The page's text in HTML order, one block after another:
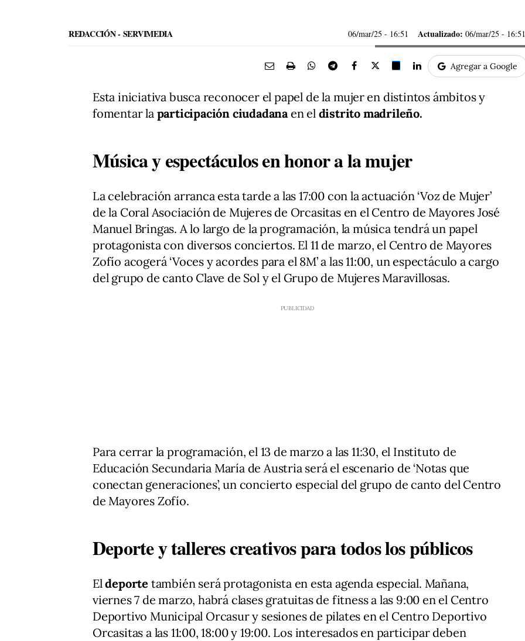
REDACCIÓN - SERVIMEDIA 06/mar/25 - 16:51 Actualizado: 06/mar/25 - 16:51
Agregar a Google
Esta iniciativa busca reconocer el papel de la mujer en distintos ámbitos y
fomentar la participación ciudadanaen el distrito madrileño.
Música y espectáculos en honor a la mujer
La celebración arranca esta tarde a las 17:00 con la actuación ‘Voz de Mujer’
de la Coral Asociación de Mujeres de Orcasitas en el Centro de Mayores José
Manuel Bringas. A lo largo de la programación, la música tendrá un papel
protagonista con diversos conciertos. El 11 de marzo, el Centro de Mayores
Zofío acogerá ‘Voces y acordes para el 8M’ a las 11:00, un espectáculo a cargo
del grupo de canto Clave de Sol y el Grupo de Mujeres Maravillosas.
Para cerrar la programación, el 13 de marzo a las 11:30, el Instituto de
Educación Secundaria María de Austria será el escenario de ‘Notas que
conectan generaciones’, un concierto especial del grupo de canto del Centro
de Mayores Zofío.
Deporte y talleres creativos para todos los públicos
Eldeporte también será protagonista en esta agenda especial. Mañana,
viernes 7 de marzo, habrá clases gratuitas de fitness a las 9:00 en el Centro
Deportivo Municipal Orcasur y sesiones de pilates en el Centro Deportivo
Orcasitas a las 11:00, 18:00 y 19:00. Los interesados en participar deben